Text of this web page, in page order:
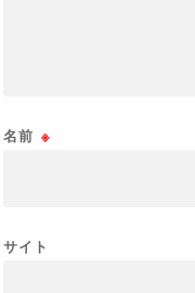
名前 ※
サイト